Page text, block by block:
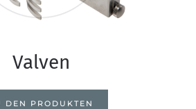
Valven
DEN PRODUKTEN